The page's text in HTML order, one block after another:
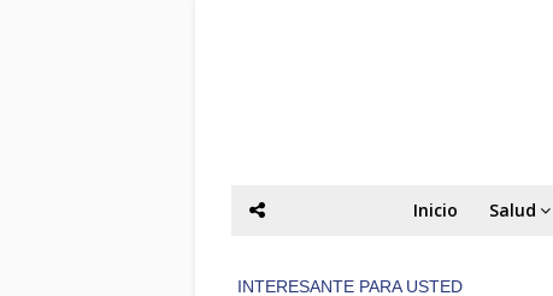
Inicio Salud